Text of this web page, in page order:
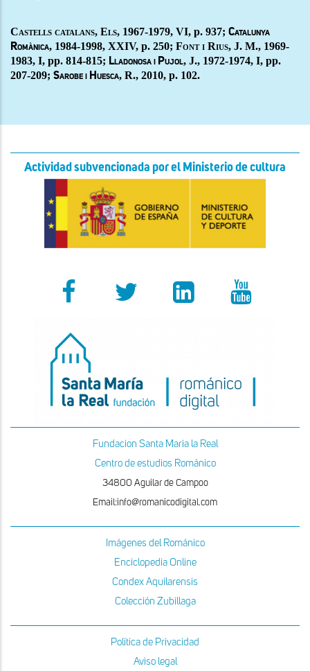
Castells catalans, Els, 1967-1979, VI, p. 937; Catalunya
Romànica, 1984-1998, XXIV, p. 250; Font i Rius, J. M., 1969-
1983, I, pp. 814-815; Lladonosa i Pujol, J., 1972-1974, I, pp.
207-209; Sarobe i Huesca, R., 2010, p. 102.
Actividad subvencionada por el Ministerio de cultura
Fundacion Santa Maria la Real
Centro de estudios Románico
34800 Aguilar de Campoo
Email:info@romanicodigital.com
Imágenes del Románico
Enciclopedia Online
Condex Aquilarensis
Colección Zubillaga
Política de Privacidad
Aviso legal